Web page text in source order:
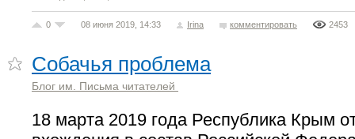
0 08 июня 2019, 14:33 Irina комментировать 2453
Собачья проблема
Блог им. Письма читателей
18 марта 2019 года Республика Крым